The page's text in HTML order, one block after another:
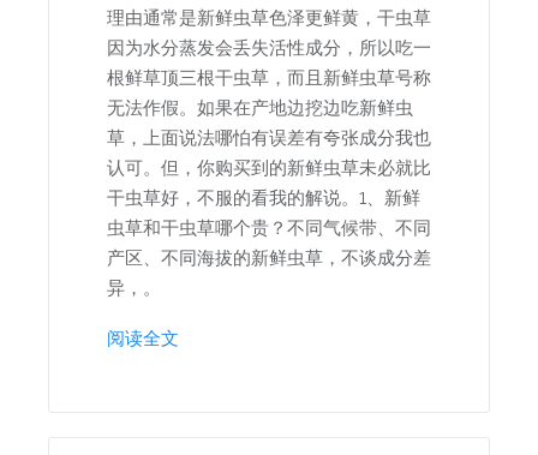
理由通常是新鲜虫草色泽更鲜黄，干虫草
因为水分蒸发会丢失活性成分，所以吃一
根鲜草顶三根干虫草，而且新鲜虫草号称
无法作假。如果在产地边挖边吃新鲜虫
草，上面说法哪怕有误差有夸张成分我也
认可。但，你购买到的新鲜虫草未必就比
干虫草好，不服的看我的解说。1、新鲜
虫草和干虫草哪个贵？不同气候带、不同
产区、不同海拔的新鲜虫草，不谈成分差
异，。
阅读全文